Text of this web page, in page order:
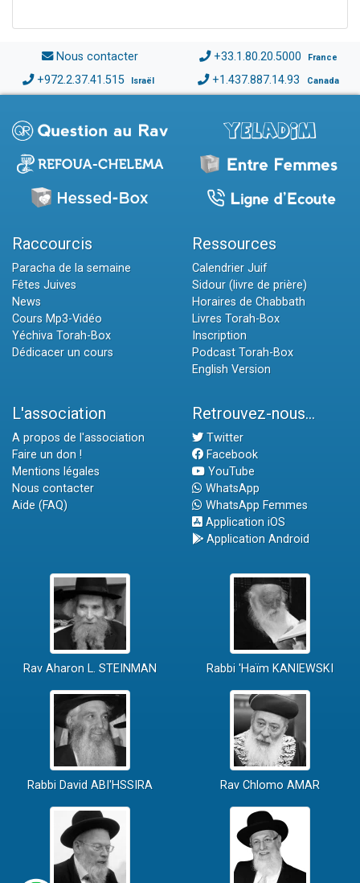
Nous contacter +33.1.80.20.5000 France
+972.2.37.41.515 Israël +1.437.887.14.93 Canada
Raccourcis
Paracha de la semaine
Fêtes Juives
News
Cours Mp3-Vidéo
Yéchiva Torah-Box
Dédicacer un cours
Ressources
Calendrier Juif
Sidour (livre de prière)
Horaires de Chabbath
Livres Torah-Box
Inscription
Podcast Torah-Box
English Version
L'association
A propos de l'association
Faire un don !
Mentions légales
Nous contacter
Aide (FAQ)
Retrouvez-nous...
Twitter
Facebook
YouTube
WhatsApp
WhatsApp Femmes
Application iOS
Application Android
Rav Aharon L. STEINMAN Rabbi 'Haïm KANIEWSKI
Rabbi David ABI'HSSIRA Rav Chlomo AMAR